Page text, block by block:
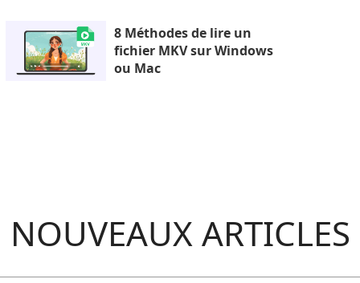
8 Méthodes de lire un
fichier MKV sur Windows
ou Mac
NOUVEAUX ARTICLES